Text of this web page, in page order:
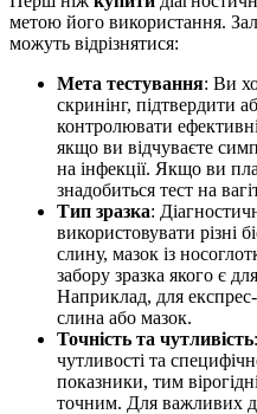
метою його використання.
можуть відрізнятися:
Мета тестування: Ви
скринінг, підтвердити
контролювати
якщо ви відчуваєте
на інфекції. Якщо ви
знадобиться тест на
Тип зразка:
використовувати різні
слину, мазок із
забору зразка якого є
Наприклад, для експрес-
слина або мазок.
Точність та чутливість
чутливості та
показники, тим
точним. Для важливих